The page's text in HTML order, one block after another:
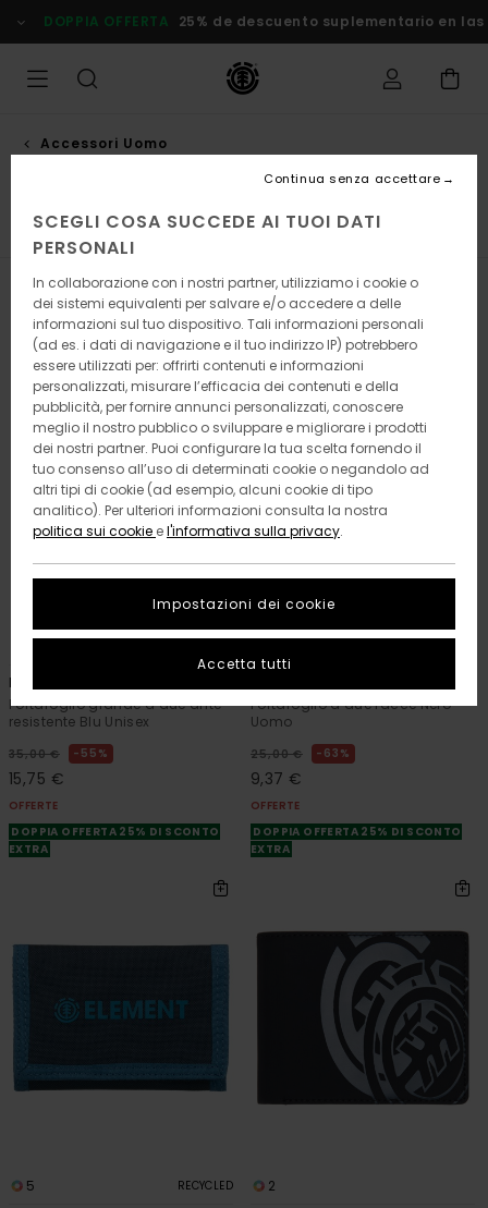
alla
selezione
griglie
DOPPIA OFFERTA 25% de descuento suplementario en
Accessori Uomo
Portafogli Calze Berretti Visualizza tutto
Filtra e Ordina 15 Risultati
Salta
criteri
ricerca
visualizza
ordine
Icon Strap
Portafoglio grande a due ante
resistente Blu Unisex
35,00 € 55%
15,75 €
OFFERTE
DOPPIA OFFERTA 25% DI SCONTO
EXTRA
Portafoglio a due facce Nero
Uomo
25,00 € 63%
9,37 €
OFFERTE
DOPPIA OFFERTA 25% DI SCONTO
EXTRA
5 RECYCLED
2
SCEGLI COSA SUCCEDE AI TUOI DATI
PERSONALI
In collaborazione con i nostri partner, utilizziamo i cookie o
dei sistemi equivalenti per salvare e/o accedere a delle
informazioni sul tuo dispositivo. Tali informazioni personali
(ad es. i dati di navigazione e il tuo indirizzo IP) potrebbero
essere utilizzati per: offrirti contenuti e informazioni
personalizzati, misurare l’efficacia dei contenuti e della
pubblicità, per fornire annunci personalizzati, conoscere
meglio il nostro pubblico o sviluppare e migliorare i prodotti
dei nostri partner. Puoi configurare la tua scelta fornendo il
tuo consenso all’uso di determinati cookie o negandolo ad
altri tipi di cookie (ad esempio, alcuni cookie di tipo
analitico). Per ulteriori informazioni consulta la nostra
politica sui cookie el'informativa sulla privacy.
Impostazioni dei cookie
Continua senza accettare
Accetta tutti